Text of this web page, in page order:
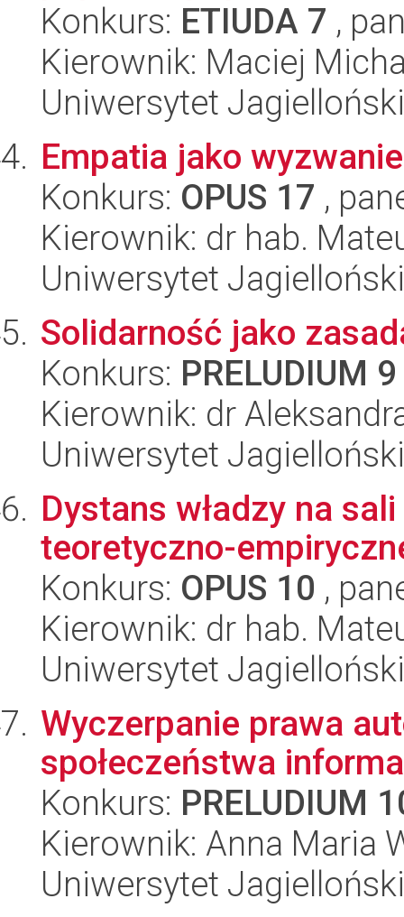
Konkurs: ETIUDA 7 ,
Kierownik: Maciej
Uniwersytet
Empatia jako
Konkurs: OPUS 17 ,
Kierownik: dr hab.
Uniwersytet
Solidarność jako
Konkurs: PRELUDIUM 9
Kierownik: dr
Uniwersytet
Dystans władzy na
teoretyczno-
Konkurs: OPUS 10 ,
Kierownik: dr hab.
Uniwersytet
Wyczerpanie prawa
społeczeństwa
Konkurs: PRELUDIUM
Kierownik: Anna Maria
Uniwersytet